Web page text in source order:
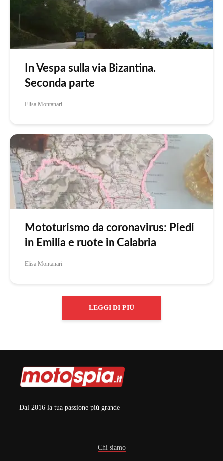
In Vespa sulla via Bizantina.
Seconda parte
Elisa Montanari
Mototurismo da coronavirus: Piedi
in Emilia e ruote in Calabria
Elisa Montanari
LEGGI DI PIÙ
Dal 2016 la tua passione più grande
Chi siamo